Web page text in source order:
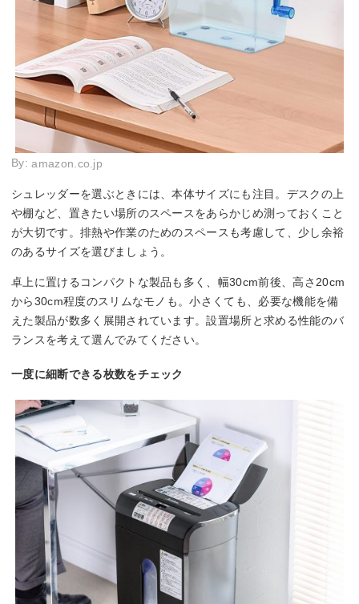
By:amazon.co.jp
シュレッダーを選ぶときには、本体サイズにも注目。デスクの上
や棚など、置きたい場所のスペースをあらかじめ測っておくこと
が大切です。排熱や作業のためのスペースも考慮して、少し余裕
のあるサイズを選びましょう。
卓上に置けるコンパクトな製品も多く、幅30cm前後、高さ20cm
から30cm程度のスリムなモノも。小さくても、必要な機能を備
えた製品が数多く展開されています。設置場所と求める性能のバ
ランスを考えて選んでみてください。
一度に細断できる枚数をチェック